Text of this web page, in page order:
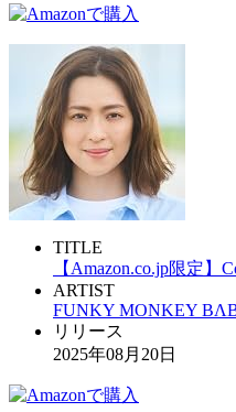
TITLE
【Amazon.co.jp限定】
ARTIST
FUNKY MONKEY
リリース
2025年08月20日